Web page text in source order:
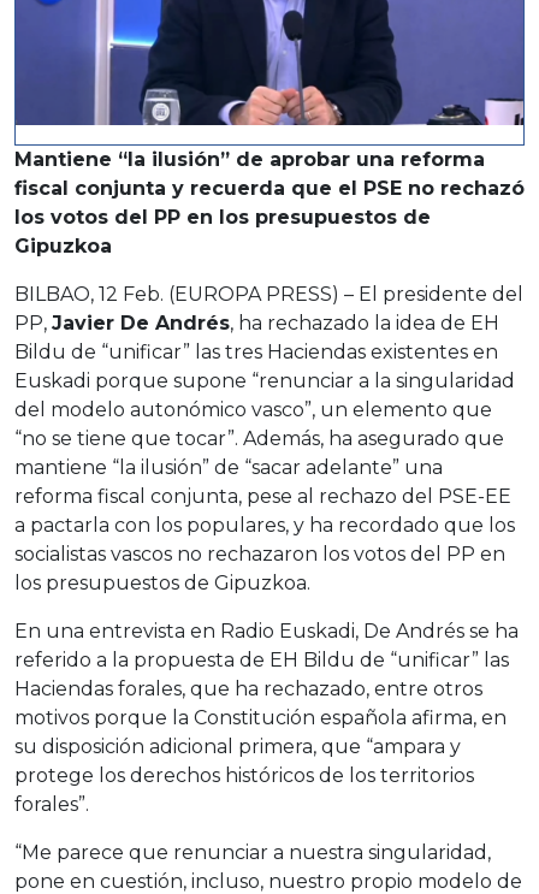
Mantiene “la ilusión” de aprobar una reforma
fiscal conjunta y recuerda que el PSE no rechazó
los votos del PP en los presupuestos de
Gipuzkoa
BILBAO, 12 Feb. (EUROPA PRESS) – El presidente del
PP, Javier De Andrés, ha rechazado la idea de EH
Bildu de “unificar” las tres Haciendas existentes en
Euskadi porque supone “renunciar a la singularidad
del modelo autonómico vasco”, un elemento que
“no se tiene que tocar”. Además, ha asegurado que
mantiene “la ilusión” de “sacar adelante” una
reforma fiscal conjunta, pese al rechazo del PSE-EE
a pactarla con los populares, y ha recordado que los
socialistas vascos no rechazaron los votos del PP en
los presupuestos de Gipuzkoa.
En una entrevista en Radio Euskadi, De Andrés se ha
referido a la propuesta de EH Bildu de “unificar” las
Haciendas forales, que ha rechazado, entre otros
motivos porque la Constitución española afirma, en
su disposición adicional primera, que “ampara y
protege los derechos históricos de los territorios
forales”.
“Me parece que renunciar a nuestra singularidad,
pone en cuestión, incluso, nuestro propio modelo de